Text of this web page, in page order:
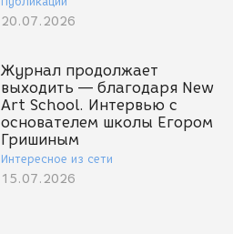
20.07.2026
Журнал продолжает
выходить — благодаря New
Art School. Интервью с
основателем школы Егором
Гришиным
Интересное из сети
15.07.2026